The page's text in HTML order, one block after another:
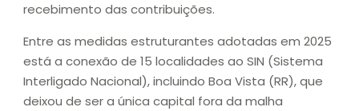
recebimento das contribuições.
Entre as medidas estruturantes adotadas em 2025
está a conexão de 15 localidades ao SIN (Sistema
Interligado Nacional), incluindo Boa Vista (RR), que
deixou de ser a única capital fora da malha